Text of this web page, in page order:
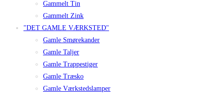
Gammelt Tin
Gammelt Zink
"DET GAMLE VÆRKSTED"
Gamle Smørekander
Gamle Taljer
Gamle Trappestiger
Gamle Træsko
Gamle Værkstedslamper